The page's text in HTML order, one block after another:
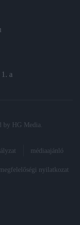
a
by HG Media.
médiaajánló
nyilatkozat